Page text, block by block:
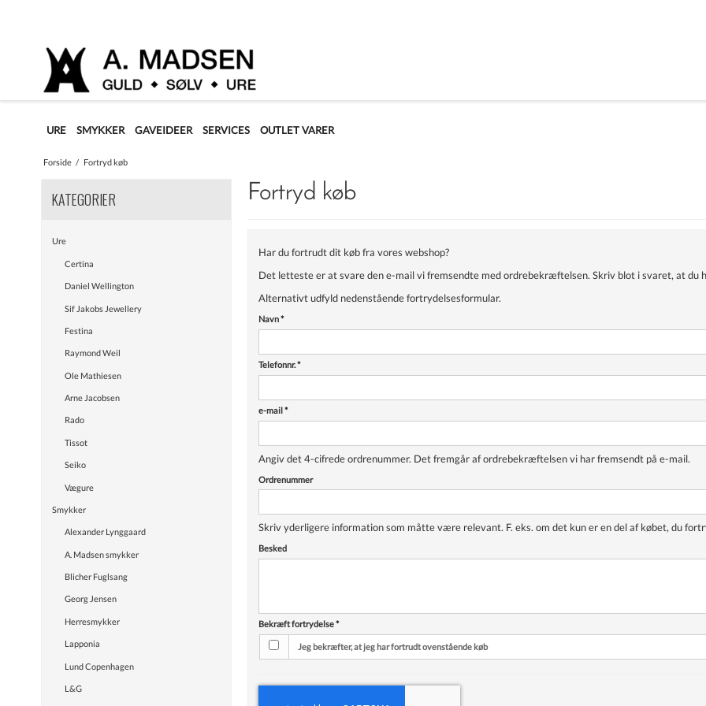
URE SMYKKER GAVEIDEER SERVICES OUTLET VARER
Forside / Fortryd køb
KATEGORIER
Ure
Certina
Daniel Wellington
Sif Jakobs Jewellery
Festina
Raymond Weil
Ole Mathiesen
Arne Jacobsen
Rado
Tissot
Seiko
Vægure
Smykker
Alexander Lynggaard
A. Madsen smykker
Blicher Fuglsang
Georg Jensen
Herresmykker
Lapponia
Lund Copenhagen
L&G
Fortryd køb
Har du fortrudt dit køb fra vores webshop?
Det letteste er at svare den e-mail vi fremsendte med ordrebekræftelsen. Skriv blot i svaret, at du
Alternativt udfyld nedenstående fortrydelsesformular.
Navn*
Telefonnr.*
e-mail*
Angiv det 4-cifrede ordrenummer. Det fremgår af ordrebekræftelsen vi har fremsendt på e-mail.
Ordrenummer
Skriv yderligere information som måtte være relevant. F. eks. om det kun er en del af købet, du
Besked
Bekræft fortrydelse*
Jeg bekræfter, at jeg har fortrudt ovenstående køb